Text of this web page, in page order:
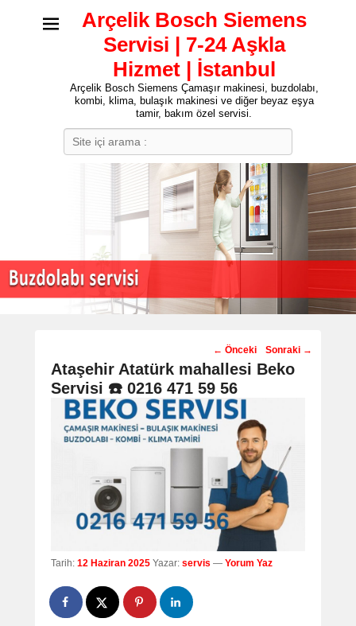
Arçelik Bosch Siemens
Servisi | 7-24 Aşkla
Hizmet | İstanbul
Arçelik Bosch Siemens Çamaşır makinesi, buzdolabı,
kombi, klima, bulaşık makinesi ve diğer beyaz eşya
tamir, bakım özel servisi.
Post
navigation
← Önceki Sonraki →
Ataşehir Atatürk mahallesi Beko
Servisi ☎️ 0216 471 59 56
Tarih: 12 Haziran 2025 Yazar: servis — Yorum Yaz